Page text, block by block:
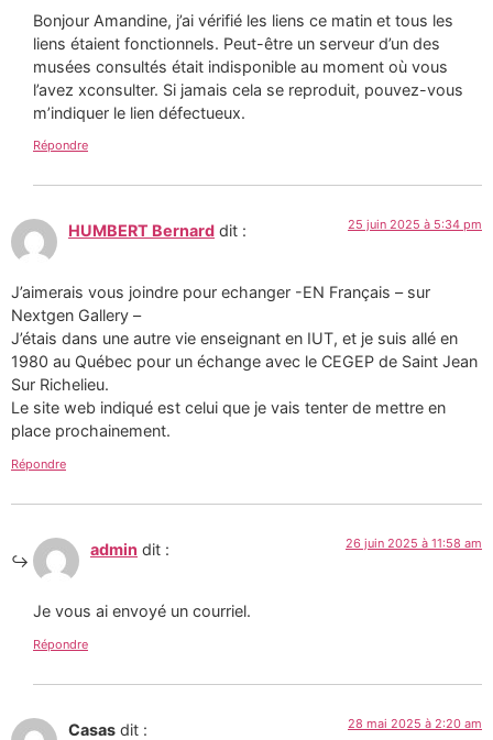
Bonjour Amandine, j’ai vérifié les liens ce matin et tous les
liens étaient fonctionnels. Peut-être un serveur d’un des
musées consultés était indisponible au moment où vous
l’avez xconsulter. Si jamais cela se reproduit, pouvez-vous
m’indiquer le lien défectueux.
Répondre
HUMBERT Bernard dit : 25 juin 2025 à 5:34 pm
J’aimerais vous joindre pour echanger -EN Français – sur
Nextgen Gallery –
J’étais dans une autre vie enseignant en IUT, et je suis allé en
1980 au Québec pour un échange avec le CEGEP de Saint Jean
Sur Richelieu.
Le site web indiqué est celui que je vais tenter de mettre en
place prochainement.
Répondre
admin dit : 26 juin 2025 à 11:58 am
Je vous ai envoyé un courriel.
Répondre
Casas dit : 28 mai 2025 à 2:20 am